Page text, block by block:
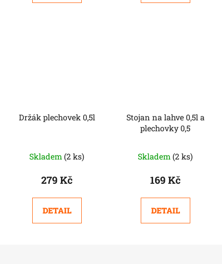
Držák plechovek 0,5l
Skladem (2 ks)
279 Kč
DETAIL
Stojan na lahve 0,5l a
plechovky 0,5
Skladem (2 ks)
169 Kč
DETAIL